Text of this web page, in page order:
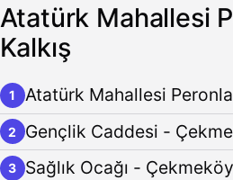
Atatürk Mahallesi
Kalkış
1 Atatürk Mahallesi
2 Gençlik Caddesi -
3 Sağlık Ocağı - Çekmeköy